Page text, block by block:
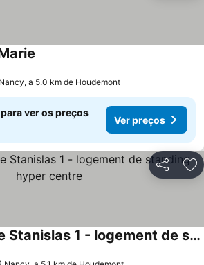
Nancy, a 5.0 km de Houdemont
ver os preços
Ver preços
Partilhar
Les perchoirs de Stanislas 1 - logement de standing hyper centre